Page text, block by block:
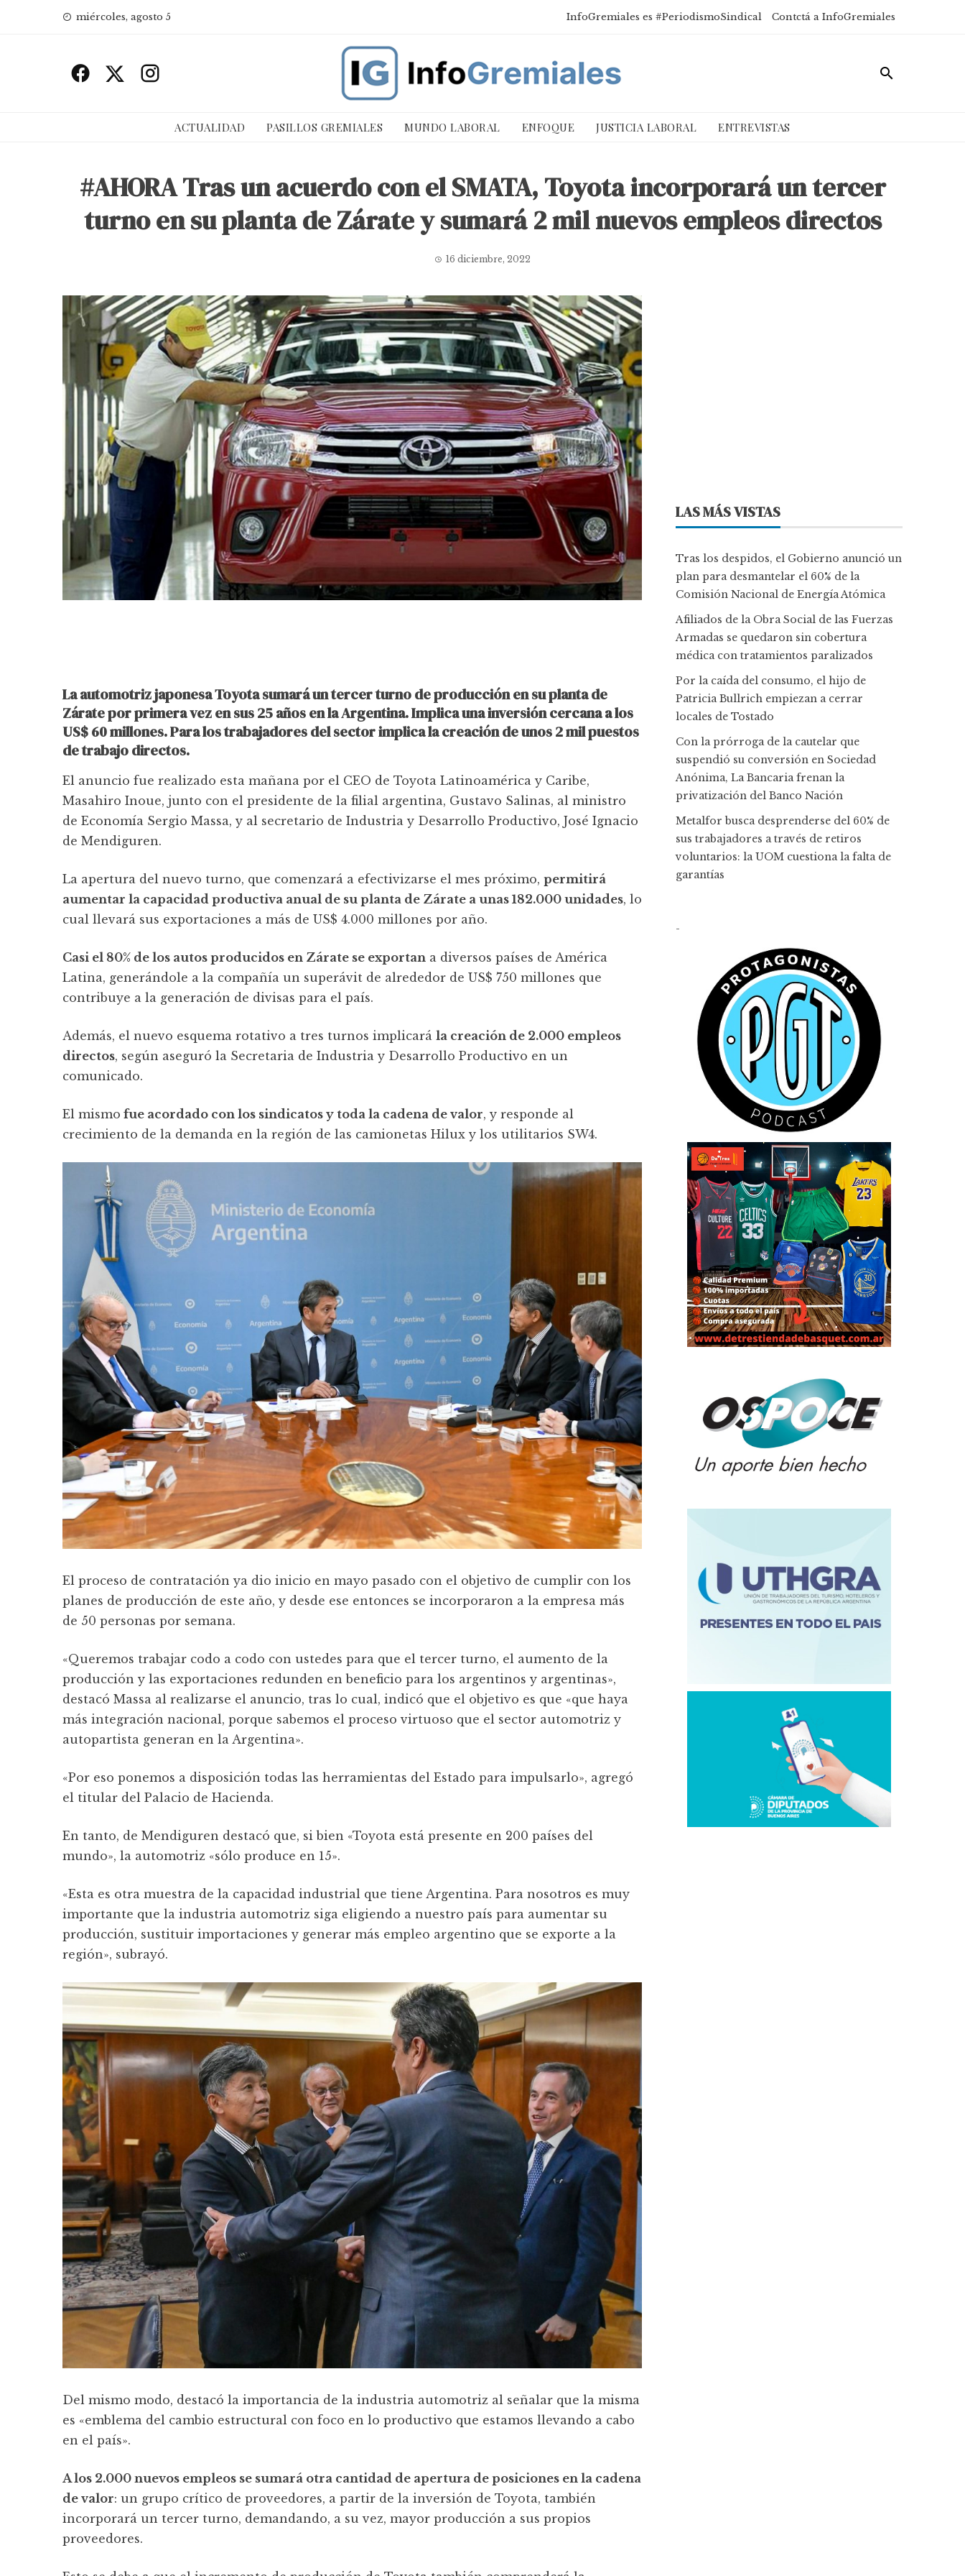
miércoles, agosto 5 InfoGremiales es #PeriodismoSindical Contctá a InfoGremiales
ACTUALIDAD PASILLOS GREMIALES MUNDO LABORAL ENFOQUE JUSTICIA LABORAL ENTREVISTAS
#AHORA Tras un acuerdo con el SMATA, Toyota incorporará un tercer
turno en su planta de Zárate y sumará 2 mil nuevos empleos directos
16 diciembre, 2022
La automotriz japonesa Toyota sumará un tercer turno de producción en su planta de
Zárate por primera vez en sus 25 años en la Argentina. Implica una inversión cercana a los
US$ 60 millones. Para los trabajadores del sector implica la creación de unos 2 mil puestos
de trabajo directos.
El anuncio fue realizado esta mañana por el CEO de Toyota Latinoamérica y Caribe,
Masahiro Inoue, junto con el presidente de la filial argentina, Gustavo Salinas, al ministro
de Economía Sergio Massa, y al secretario de Industria y Desarrollo Productivo, José Ignacio
de Mendiguren.
La apertura del nuevo turno, que comenzará a efectivizarse el mes próximo, permitirá
aumentar la capacidad productiva anual de su planta de Zárate a unas 182.000 unidades, lo
cual llevará sus exportaciones a más de US$ 4.000 millones por año.
Casi el 80% de los autos producidos en Zárate se exportan a diversos países de América
Latina, generándole a la compañía un superávit de alrededor de US$ 750 millones que
contribuye a la generación de divisas para el país.
Además, el nuevo esquema rotativo a tres turnos implicará la creación de 2.000 empleos
directos, según aseguró la Secretaria de Industria y Desarrollo Productivo en un
comunicado.
El mismo fue acordado con los sindicatos y toda la cadena de valor, y responde al
crecimiento de la demanda en la región de las camionetas Hilux y los utilitarios SW4.
El proceso de contratación ya dio inicio en mayo pasado con el objetivo de cumplir con los
planes de producción de este año, y desde ese entonces se incorporaron a la empresa más
de 50 personas por semana.
«Queremos trabajar codo a codo con ustedes para que el tercer turno, el aumento de la
producción y las exportaciones redunden en beneficio para los argentinos y argentinas»,
destacó Massa al realizarse el anuncio, tras lo cual, indicó que el objetivo es que «que haya
más integración nacional, porque sabemos el proceso virtuoso que el sector automotriz y
autopartista generan en la Argentina».
«Por eso ponemos a disposición todas las herramientas del Estado para impulsarlo», agregó
el titular del Palacio de Hacienda.
En tanto, de Mendiguren destacó que, si bien «Toyota está presente en 200 países del
mundo», la automotriz «sólo produce en 15».
«Esta es otra muestra de la capacidad industrial que tiene Argentina. Para nosotros es muy
importante que la industria automotriz siga eligiendo a nuestro país para aumentar su
producción, sustituir importaciones y generar más empleo argentino que se exporte a la
región», subrayó.
Del mismo modo, destacó la importancia de la industria automotriz al señalar que la misma
es «emblema del cambio estructural con foco en lo productivo que estamos llevando a cabo
en el país».
A los 2.000 nuevos empleos se sumará otra cantidad de apertura de posiciones en la cadena
de valor: un grupo crítico de proveedores, a partir de la inversión de Toyota, también
incorporará un tercer turno, demandando, a su vez, mayor producción a sus propios
proveedores.
LAS MÁS VISTAS
Tras los despidos, el Gobierno anunció un
plan para desmantelar el 60% de la
Comisión Nacional de Energía Atómica
Afiliados de la Obra Social de las Fuerzas
Armadas se quedaron sin cobertura
médica con tratamientos paralizados
Por la caída del consumo, el hijo de
Patricia Bullrich empiezan a cerrar
locales de Tostado
Con la prórroga de la cautelar que
suspendió su conversión en Sociedad
Anónima, La Bancaria frenan la
privatización del Banco Nación
Metalfor busca desprenderse del 60% de
sus trabajadores a través de retiros
voluntarios: la UOM cuestiona la falta de
garantías
-